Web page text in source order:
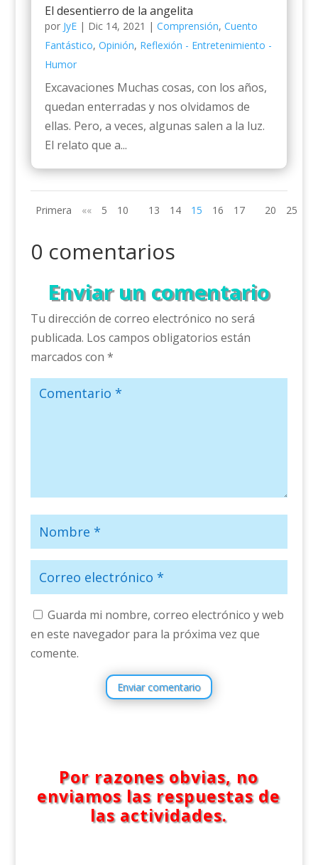
El desentierro de la angelita
por JyE| Dic 14, 2021 | Comprensión, Cuento
Fantástico, Opinión, Reflexión - Entretenimiento -
Humor
Excavaciones Muchas cosas, con los años,
quedan enterradas y nos olvidamos de
ellas. Pero, a veces, algunas salen a la luz.
El relato que a...
Primera «« 5 10 13 14 15 16 17 20 25
0 comentarios
Enviar un comentario
Tu dirección de correo electrónico no será
publicada. Los campos obligatorios están
marcados con *
Guarda mi nombre, correo electrónico y web
en este navegador para la próxima vez que
comente.
Enviar comentario
Por razones obvias, no
enviamos las respuestas de
las actividades.